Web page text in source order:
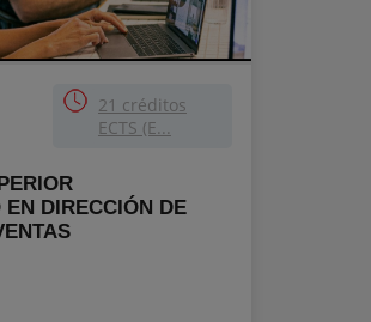
21 créditos
ECTS (E...
EN DIRECCIÓN DE